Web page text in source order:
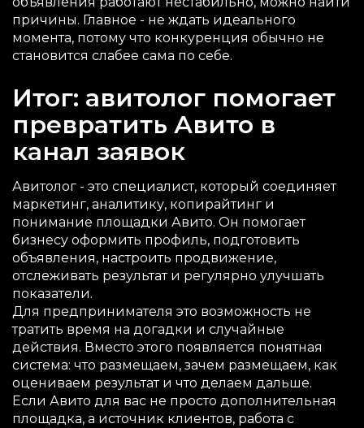
причины. Главное - не ждать идеального
момента, потому что конкуренция обычно не
становится слабее сама по себе.
Итог: авитолог помогает
превратить Авито в
канал заявок
Авитолог - это специалист, который соединяет
маркетинг, аналитику, копирайтинг и
понимание площадки Авито. Он помогает
бизнесу оформить профиль, подготовить
объявления, настроить продвижение,
отслеживать результат и регулярно улучшать
показатели.
Для предпринимателя это возможность не
тратить время на догадки и случайные
действия. Вместо этого появляется понятная
система: что размещаем, зачем размещаем, как
оцениваем результат и что делаем дальше.
Если Авито для вас не просто дополнительная
площадка, а источник клиентов, работа с